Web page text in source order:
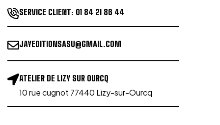
SERVICE CLIENT: 01 84 21 86 44
JAYEDITIONSASU@GMAIL.COM
ATELIER DE LIZY SUR OURCQ
10 rue cugnot 77440 Lizy-sur-Ourcq